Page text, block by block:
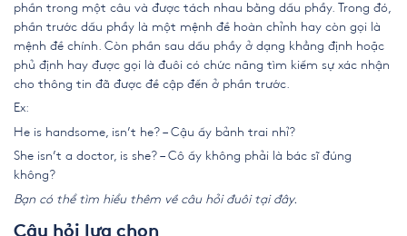
phần trong một câu và được tách nhau bằng dấu phẩy. Trong đó,
phần trước dấu phẩy là một mệnh đề hoàn chỉnh hay còn gọi là
mệnh đề chính. Còn phần sau dấu phẩy ở dạng khẳng định hoặc
phủ định hay được gọi là đuôi có chức năng tìm kiếm sự xác nhận
cho thông tin đã được đề cập đến ở phần trước.
Ex:
He is handsome, isn’t he? – Cậu ấy bảnh trai nhỉ?
She isn’t a doctor, is she? – Cô ấy không phải là bác sĩ đúng
không?
Bạn có thể tìm hiểu thêm về câu hỏi đuôi tại đây.